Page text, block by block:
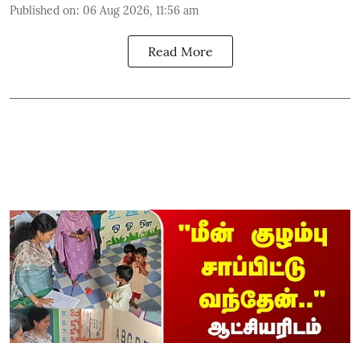
Published on: 06 Aug 2026, 11:56 am
Read More